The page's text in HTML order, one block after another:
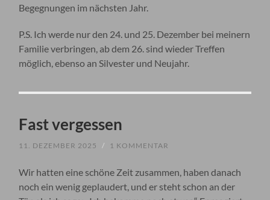
Begegnungen im nächsten Jahr.
P.S. Ich werde nur den 24. und 25. Dezember bei meinern
Familie verbringen, ab dem 26. sind wieder Treffen
möglich, ebenso an Silvester und Neujahr.
Fast vergessen
11. DEZEMBER 2025 / 1 KOMMENTAR
Wir hatten eine schöne Zeit zusammen, haben danach
noch ein wenig geplaudert, und er steht schon an der